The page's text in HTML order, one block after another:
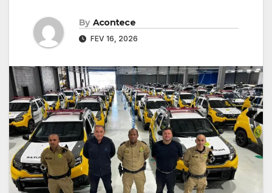
By Acontece
FEV 16, 2026